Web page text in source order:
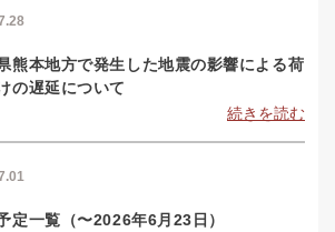
熊本地方で発生した地震の影響による荷
の遅延について
続きを読む
定一覧（〜2026年6月23日）